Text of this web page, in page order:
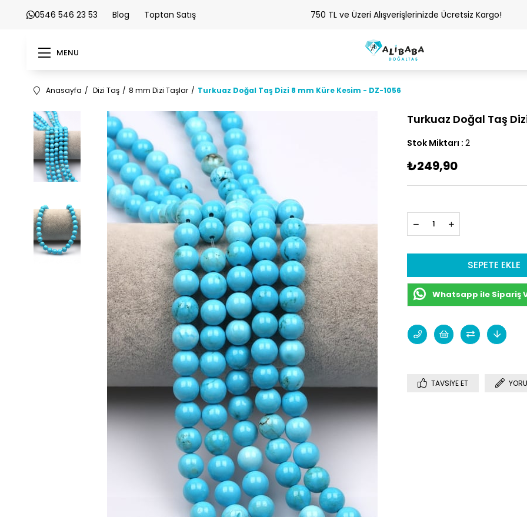
0546 546 23 53 Blog Toptan Satış 750 TL ve Üzeri Alışverişlerinizde Ücretsiz Kargo!
MENU
Anasayfa Dizi Taş 8 mm Dizi Taşlar Turkuaz Doğal Taş Dizi 8 mm Küre Kesim - DZ-1056
Turkuaz Doğal Taş
Stok Miktarı : 2
₺249,90
Whatsapp ile Sipariş
TAVSIYE ET